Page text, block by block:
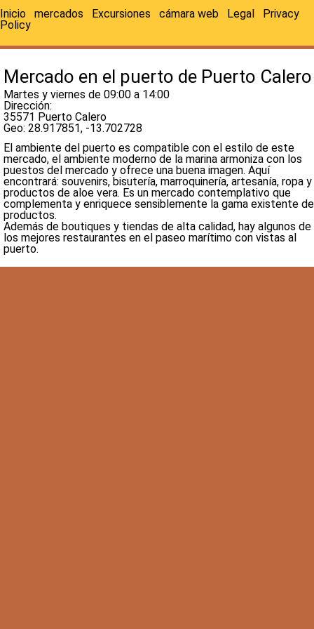
Inicio mercados Excursiones cámara web Legal
Privacy
Policy
Mercado en el puerto de Puerto Calero
Martes y viernes de 09:00 a 14:00
Dirección:
35571 Puerto Calero
Geo: 28.917851, -13.702728
El ambiente del puerto es compatible con el estilo de este
mercado, el ambiente moderno de la marina armoniza con los
puestos del mercado y ofrece una buena imagen. Aquí
encontrará: souvenirs, bisutería, marroquinería, artesanía, ropa y
productos de aloe vera. Es un mercado contemplativo que
complementa y enriquece sensiblemente la gama existente de
productos.
Además de boutiques y tiendas de alta calidad, hay algunos de
los mejores restaurantes en el paseo marítimo con vistas al
puerto.